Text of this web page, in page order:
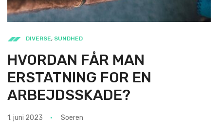
DIVERSE, SUNDHED
HVORDAN FÅR MAN
ERSTATNING FOR EN
ARBEJDSSKADE?
1. juni 2023 Soeren